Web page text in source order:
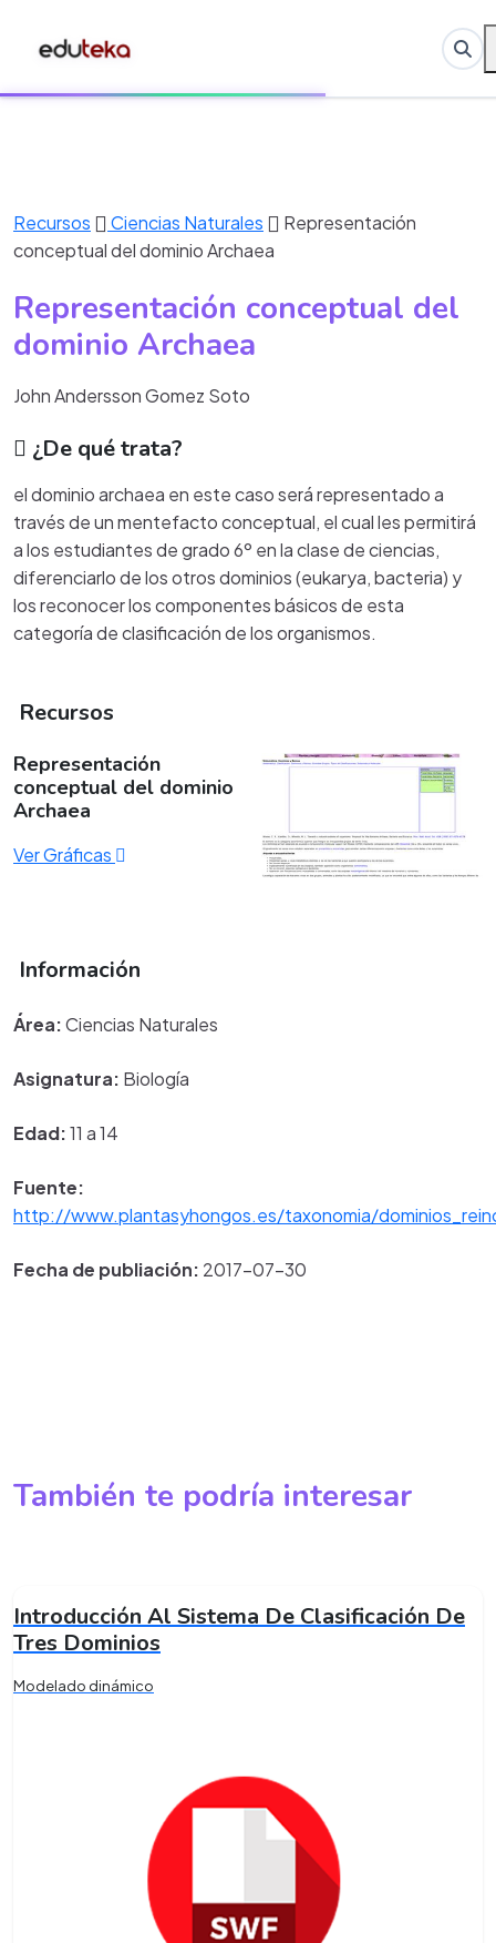
Recursos Ciencias Naturales
Representación
conceptual del dominio Archaea
Representación conceptual del
dominio Archaea
John Andersson Gomez Soto
¿De qué trata?
el dominio archaea en este caso será representado a
través de un mentefacto conceptual, el cual les permitirá
a los estudiantes de grado 6º en la clase de ciencias,
diferenciarlo de los otros dominios (eukarya, bacteria) y
los reconocer los componentes básicos de esta
categoría de clasificación de los organismos.
Recursos
Representación
conceptual del dominio
Archaea
Ver Gráficas
Información
Área:Ciencias Naturales
Asignatura: Biología
Edad:11 a 14
Fuente:
http://www.plantasyhongos.es/taxonomia/
Fecha de publiación: 2017-07-30
También te podría interesar
Introducción Al Sistema De Clasificación De
Tres Dominios
Modelado dinámico